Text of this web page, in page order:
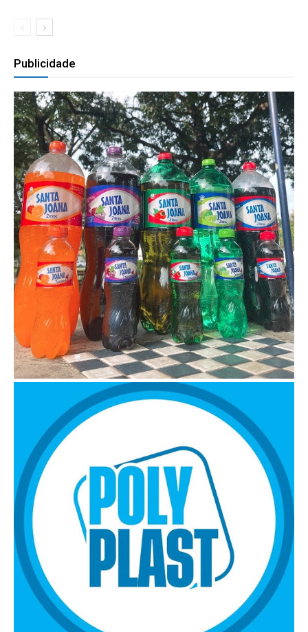
Publicidade